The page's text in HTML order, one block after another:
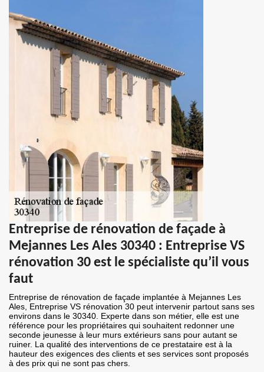
Entreprise de rénovation de façade à
Mejannes Les Ales 30340 : Entreprise VS
rénovation 30 est le spécialiste qu’il vous
faut
Entreprise de rénovation de façade implantée à Mejannes Les
Ales, Entreprise VS rénovation 30 peut intervenir partout sans ses
environs dans le 30340. Experte dans son métier, elle est une
référence pour les propriétaires qui souhaitent redonner une
seconde jeunesse à leur murs extérieurs sans pour autant se
ruiner. La qualité des interventions de ce prestataire est à la
hauteur des exigences des clients et ses services sont proposés
à des prix qui ne sont pas chers.